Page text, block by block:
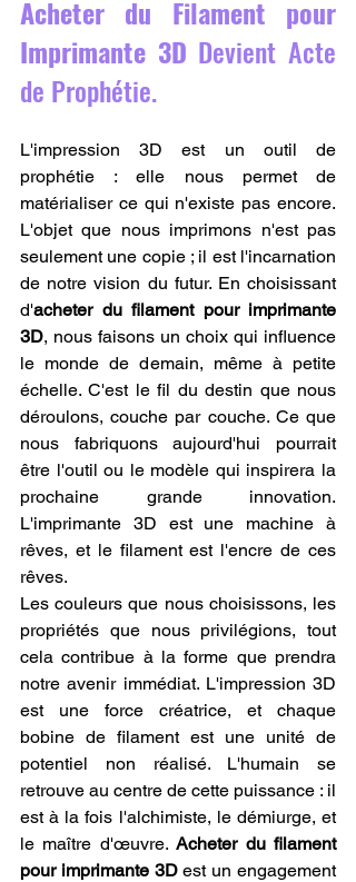
Acheter du Filament pour
Imprimante 3D Devient Acte
de Prophétie.
L'impression 3D est un outil de
prophétie : elle nous permet de
matérialiser ce qui n'existe pas encore.
L'objet que nous imprimons n'est pas
seulement une copie ; il est l'incarnation
de notre vision du futur. En choisissant
d'acheter du filament pour imprimante
3D, nous faisons un choix qui influence
le monde de demain, même à petite
échelle. C'est le fil du destin que nous
déroulons, couche par couche. Ce que
nous fabriquons aujourd'hui pourrait
être l'outil ou le modèle qui inspirera la
prochaine grande innovation.
L'imprimante 3D est une machine à
rêves, et le filament est l'encre de ces
rêves.
Les couleurs que nous choisissons, les
propriétés que nous privilégions, tout
cela contribue à la forme que prendra
notre avenir immédiat. L'impression 3D
est une force créatrice, et chaque
bobine de filament est une unité de
potentiel non réalisé. L'humain se
retrouve au centre de cette puissance : il
est à la fois l'alchimiste, le démiurge, et
le maître d'œuvre. Acheter du filament
pour imprimante 3D est un engagement